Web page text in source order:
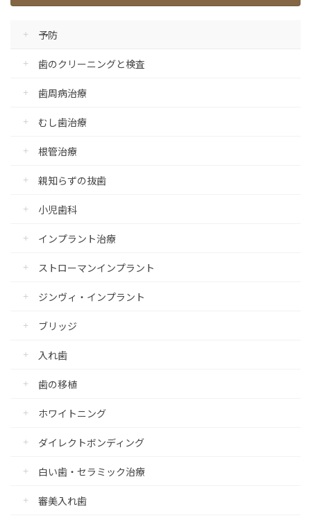
予防
歯のクリーニングと検査
歯周病治療
むし歯治療
根管治療
親知らずの抜歯
小児歯科
インプラント治療
ストローマンインプラント
ジンヴィ・インプラント
ブリッジ
入れ歯
歯の移植
ホワイトニング
ダイレクトボンディング
白い歯・セラミック治療
審美入れ歯